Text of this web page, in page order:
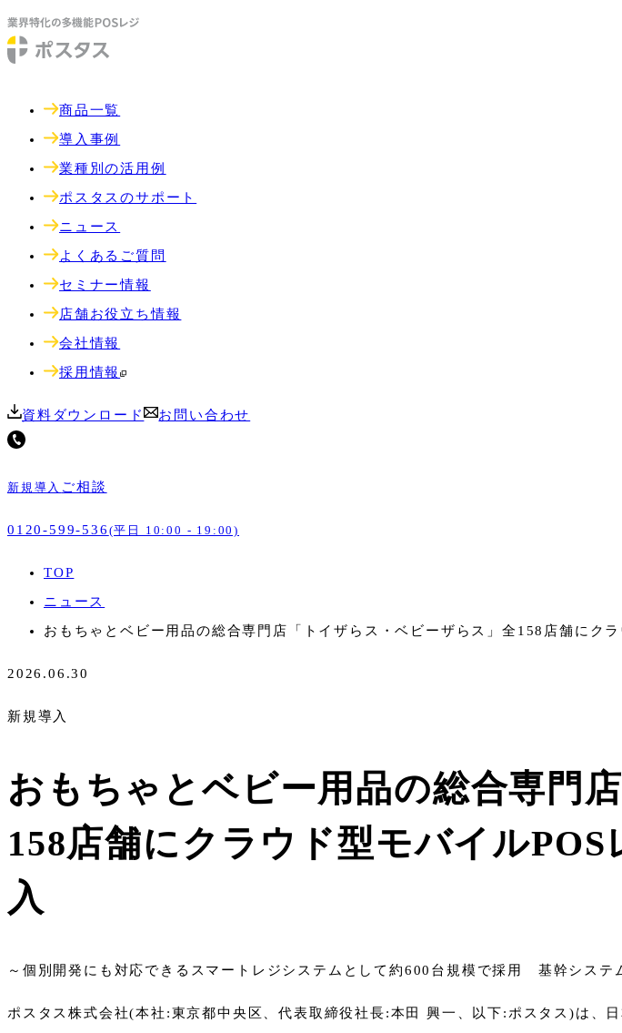
商品一覧
導入事例
業種別の活用例
ポスタスのサポート
ニュース
よくあるご質問
セミナー情報
店舗お役立ち情報
会社情報
採用情報
資料ダウンロード お問い合わせ
新規導入 ご相談
0120-599-536 (平日 10:00 - 19:00)
TOP
ニュース
おもちゃとベビー用品の総合専門店「トイザらス・ベビーザらス」全158店舗にク
2026.06.30
新規導入
おもちゃとベビー用品の総合専門
158店舗にクラウド型モバイル
入
～個別開発にも対応できるスマートレジシステムとして約600台規模で採用 基幹システ
ポスタス株式会社(本社:東京都中央区、代表取締役社長:本田 興一、以下:ポスタス)は、